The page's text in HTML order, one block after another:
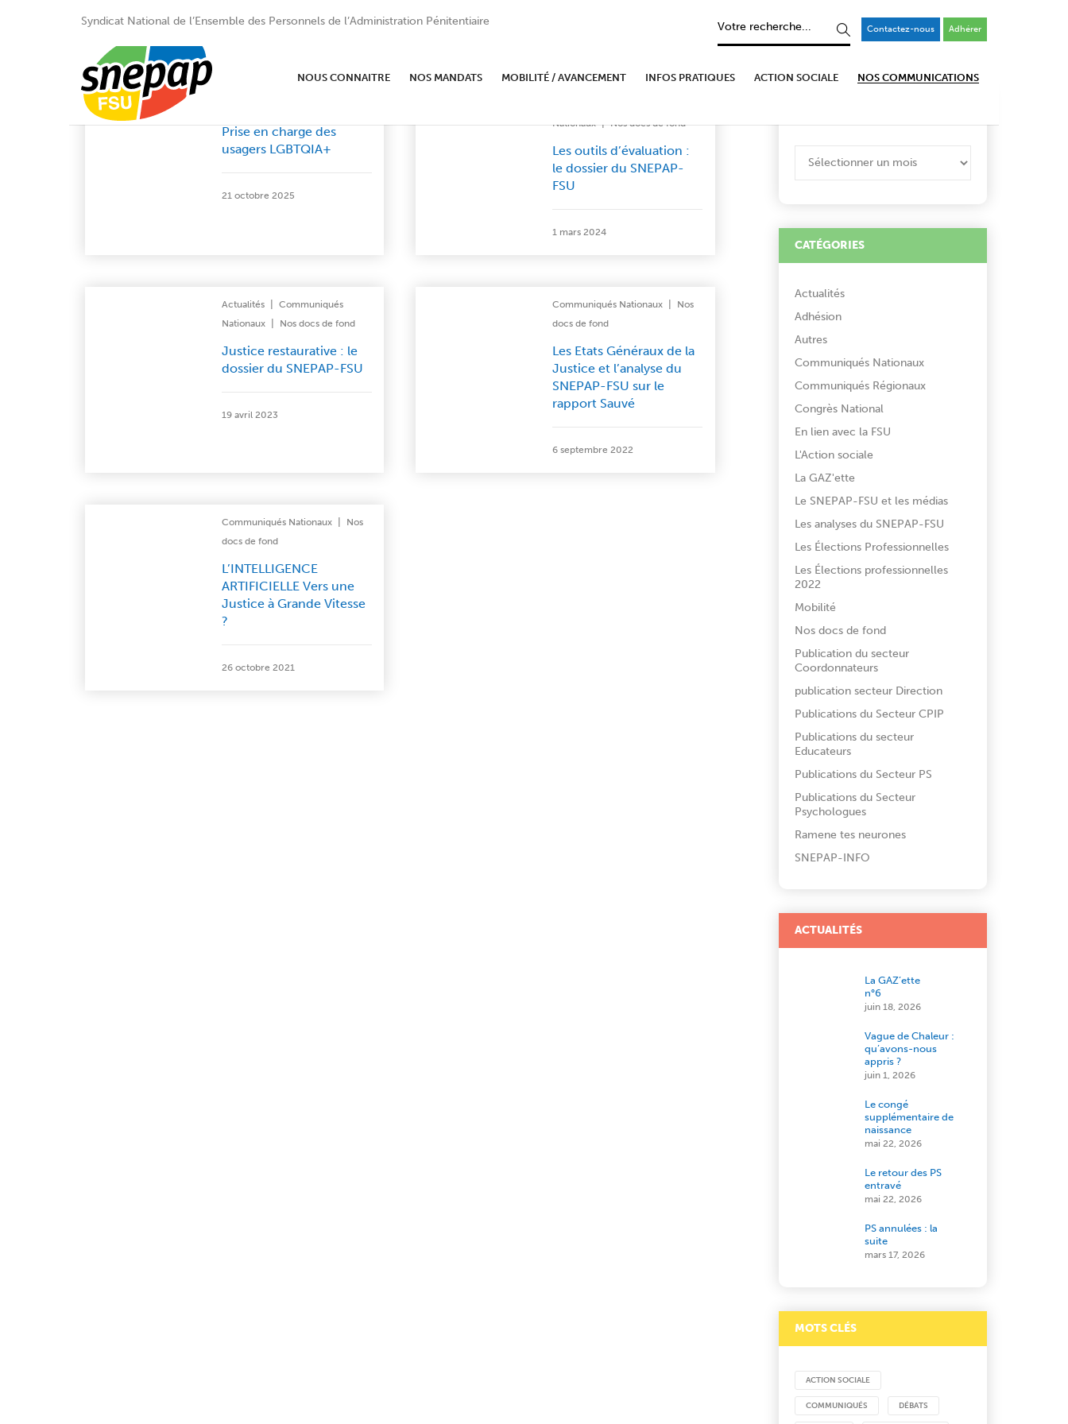
Syndicat National de l’Ensemble des Personnels de l’Administration Pénitentiaire
Contactez-nous Adhérer
NOUS CONNAITRE NOS MANDATS MOBILITÉ / AVANCEMENT INFOS PRATIQUES ACTION SOCIALE NOS COMMUNICATIONS
Prise en charge des
usagers LGBTQIA+
21 octobre 2025
Nationaux | Nos docs de fond
Les outils d’évaluation :
le dossier du SNEPAP-
FSU
1 mars 2024
Actualités
Communiqués
Nationaux
Nos docs de fond
Justice restaurative : le
dossier du SNEPAP-FSU
19 avril 2023
Communiqués Nationaux
Nos
docs de fond
Les Etats Généraux de la
Justice et l’analyse du
SNEPAP-FSU sur le
rapport Sauvé
6 septembre 2022
Communiqués Nationaux
Nos
docs de fond
L’INTELLIGENCE
ARTIFICIELLE Vers une
Justice à Grande Vitesse
?
26 octobre 2021
CATÉGORIES
Actualités
Adhésion
Autres
Communiqués Nationaux
Communiqués Régionaux
Congrès National
En lien avec la FSU
L'Action sociale
La GAZ'ette
Le SNEPAP-FSU et les médias
Les analyses du SNEPAP-FSU
Les Élections Professionnelles
Les Élections professionnelles
2022
Mobilité
Nos docs de fond
Publication du secteur
Coordonnateurs
publication secteur Direction
Publications du Secteur CPIP
Publications du secteur
Educateurs
Publications du Secteur PS
Publications du Secteur
Psychologues
Ramene tes neurones
SNEPAP-INFO
ACTUALITÉS
La GAZ’ette
n°6
juin 18, 2026
Vague de Chaleur :
qu’avons-nous
appris ?
juin 1, 2026
Le congé
supplémentaire de
naissance
mai 22, 2026
Le retour des PS
entravé
mai 22, 2026
PS annulées : la
suite
mars 17, 2026
MOTS CLÉS
ACTION SOCIALE
COMMUNIQUÉS DÉBATS